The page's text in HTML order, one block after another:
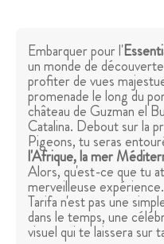
Embarquer pour l'
un monde de
profiter de vues
promenade le long du
château de Guzman el
Catalina. Debout sur la
Pigeons, tu seras
l'Afrique, la mer
Alors, qu'est-ce que tu
merveilleuse
Tarifa n'est pas une
dans le temps, une
visuel qui te laissera sur